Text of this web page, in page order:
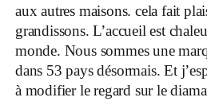
aux autres maisons. cela fait
grandissons. L’accueil est
monde. Nous sommes une
dans 53 pays désormais. Et
à modifier le regard sur le